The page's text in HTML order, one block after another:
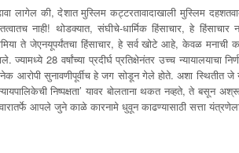
लागेल की, देशात मुस्लिम कट्टरतावादाखाली मुस्लिम
नाही! थोडक्यात, संघीचे-धार्मिक हिंसाचार, हे
ते जेएनयूपर्यंतचा हिंसाचार, हे सर्व खोटे आहे, केवळ
ज्यामध्ये 28 वर्षांच्या प्रदीर्घ प्रतिक्षेनंतर उच्च न्यायालयाचा
आरोपी सुनावणीपूर्वीच हे जग सोडून गेले होते. अशा स्थितीत
निष्पक्षता’ यावर बोलताना थकत नव्हते, ते बसून
आपले जुने काळे कारनामे धुवून काढण्यासाठी सत्ता